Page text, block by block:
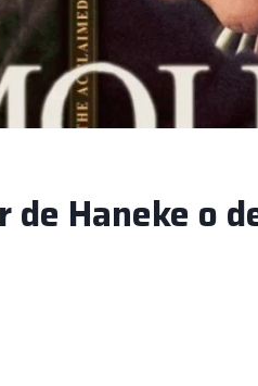
de Haneke o